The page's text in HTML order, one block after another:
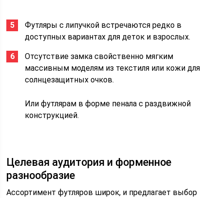
Футляры с липучкой встречаются редко в
доступных вариантах для деток и взрослых.
Отсутствие замка свойственно мягким
массивным моделям из текстиля или кожи для
солнцезащитных очков.
Или футлярам в форме пенала с раздвижной
конструкцией.
Целевая аудитория и форменное
разнообразие
Ассортимент футляров широк, и предлагает выбор